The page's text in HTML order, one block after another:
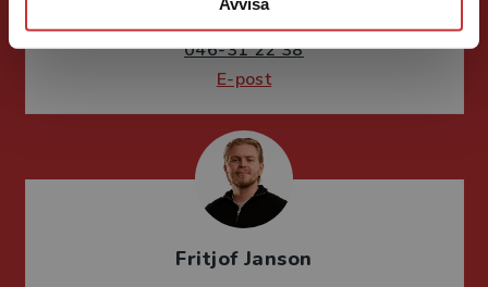
Lärarutbildning och pedagogik
046-31 22 38
E-post
Fritjof Janson